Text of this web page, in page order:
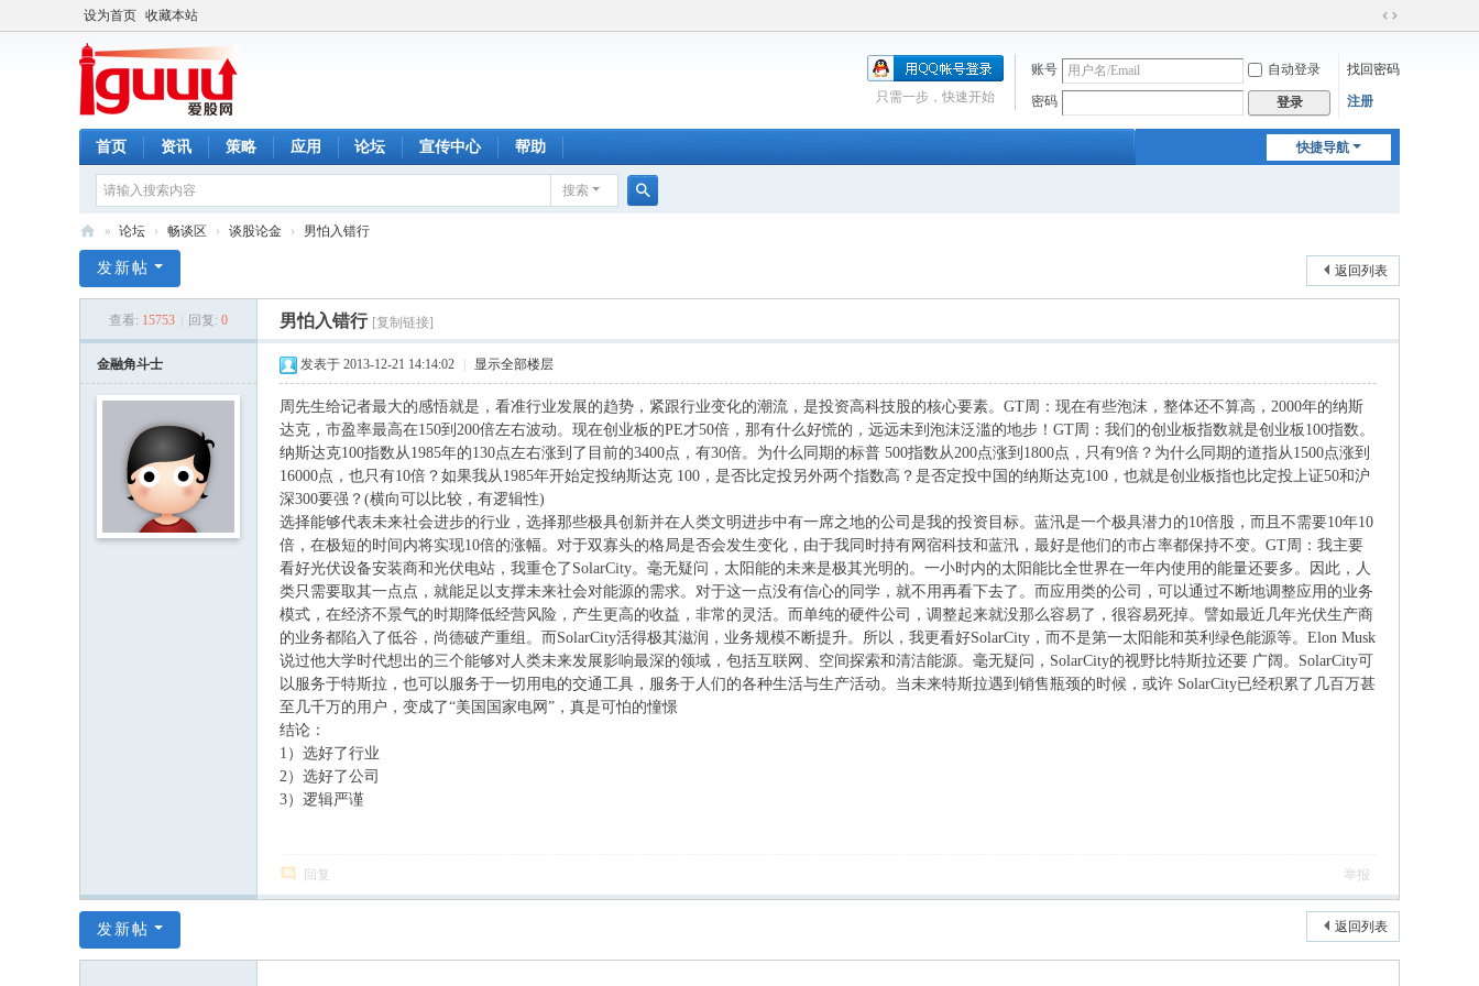
设为首页 收藏本站
切
到
账号 自动登录 找回密码
密码 登录 注册
只需一步，快速开始
快捷导航
首页 资讯 策略 应用 论坛 宣传中心 帮助
搜索
股
» 论坛 › 畅谈区 › 谈股论金 › 男怕入错行
返回列表
发新帖
查看: 15753 回复: 0 男怕入错行 [复制链接]
金融角斗士 发表于 2013-12-21 14:14:02 显示全部楼层
周先生给记者最大的感悟就是，看准行业发展的趋势，紧跟行业变化的潮流，是投资高科技股的核心要素。 GT周：现在有些泡沫，整体还不算高， 2000年的纳斯
达克，市盈率最高在150到 200倍左右波动。现在创业板的PE才50倍，那有什么好慌的，远远未到泡沫泛滥的地步！ GT周：我们的创业板指数就是创业板 100指数。
纳斯达克100指数从1985年的130点左右涨到了目前的3400点，有30倍。为什么同期的标普 500指数从200点涨到 1800点，只有9倍？为什么同期的道指从1500点涨到
16000点，也只有10倍？如果我从1985年开始定投纳斯达克 100 ，是否比定投另外两个指数高？是否定投中国的纳斯达克100 ，也就是创业板指也比定投上证50和沪
深300要强？ (横向可以比较，有逻辑性)
选择能够代表未来社会进步的行业，选择那些极具创新并在人类文明进步中有一席之地的公司是我的投资目标。蓝汛是一个极具潜力的10倍股，而且不需要10年10
倍，在极短的时间内将实现10倍的涨幅。对于双寡头的格局是否会发生变化，由于我同时持有网宿科技和蓝汛，最好是他们的市占率都保持不变。 GT周：我主要
看好光伏设备安装商和光伏电站，我重仓了 SolarCity。毫无疑问，太阳能的未来是极其光明的。一小时内的太阳能比全世界在一年内使用 的能量还要多。因此，人
类只需要取其一点点，就能足以支撑未来社会对能源的需求。对于这一点没有信心的同学，就不用再看下去了。而应用类的公司，可以通过不断地调整应用的业务
模式，在经济不景气的时期降低经营风险，产生更高的收益，非常的灵活。而单纯的硬件公司，调整起来就没那么容易了，很容易死掉。譬如最近几年光伏生产商
的业务都陷入了低谷，尚德破产重组。而 SolarCity活得极其滋润，业务规模不断提升。所以，我更看好SolarCity ，而不是第一太阳能和英利绿色能源等。 Elon Musk
说过他大学时代想出的三个能够对人类未来发展影响最深的领域，包括互联网、空间探索和清洁能源。毫无疑问， SolarCity的视野比特斯拉还要 广阔。 SolarCity可
以服务于特斯拉，也可以服务于一切用电的交通工具，服务于人们的各种生活与生产活动。当未来特斯拉遇到销售瓶颈的时候，或许 SolarCity已经积累了几百万甚
至几千万的用户，变成了“美国国家电网 ” ，真是可怕的憧憬
结论：
1）选好了行业
2）选好了公司
3）逻辑严谨
回复 举报
返回列表
发新帖